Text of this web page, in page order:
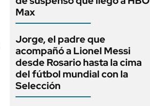
Max
Jorge, el padre que
acompañó a Lionel Messi
desde Rosario hasta la cima
del fútbol mundial con la
Selección